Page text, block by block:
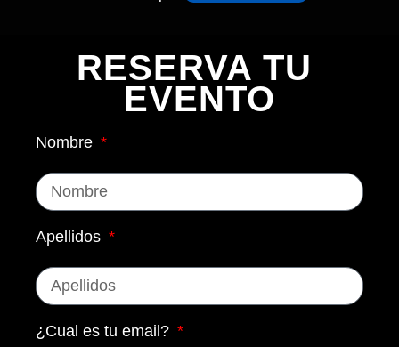
RESERVA TU
EVENTO
Nombre
Apellidos
¿Cual es tu email?